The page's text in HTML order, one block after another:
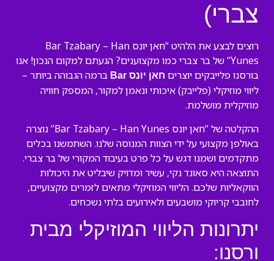
צברי)
רוצים לבצע את הלהיט “חאן יונס Bar Tzabary – Han
Yunes” של בר צברי כמו מקצוענים? הגעתם למקום הנכון! אנו
בורסנו פלייבקים יוצרים חאן יונס Bar
ברמה הגבוהה ביותר –
ליווי מוזיקלי (פלייבק) איכותי ונאמן למקור, המספק חוויה
מוזיקלית מושלמת.
ההקלטה של “חאן יונס Bar Tzabary – Han Yunes” נוצרה
באולפן מקצועי על ידי הצוות המנוסה שלנו. השתמשנו בכלים
מתקדמים ושמנו דגש על כל פרט בעיבוד המקורי של בר צברי.
התוצאה היא סאונד נקי, עשיר ומדויק שיבליט את היכולות
הווקאליות שלכם. הליווי המוזיקלי מתאים לזמרים מקצועיים,
לחובבי קריוקי מושבעים ולאירועים בלתי נשכחים.
יתרונות הליווי המוזיקלי מבית
ורסנו: